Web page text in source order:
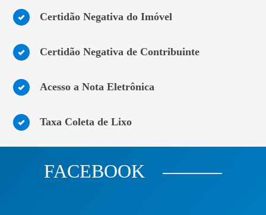
Certidão Negativa do Imóvel
Certidão Negativa de Contribuinte
Acesso a Nota Eletrônica
Taxa Coleta de Lixo
FACEBOOK